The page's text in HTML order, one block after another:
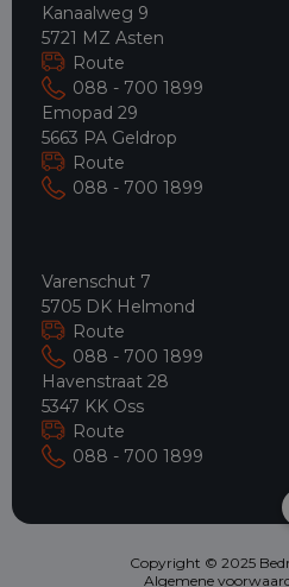
Kanaalweg 9
5721 MZ Asten
Route
088 - 700 1899
Emopad 29
5663 PA Geldrop
Route
088 - 700 1899
Varenschut 7
5705 DK Helmond
Route
088 - 700 1899
Havenstraat 28
5347 KK Oss
Route
088 - 700 1899
Copyright © 2025
Algemene